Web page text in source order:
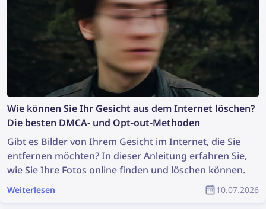
Wie können Sie Ihr Gesicht aus dem Internet löschen?
Die besten DMCA- und Opt-out-Methoden
Gibt es Bilder von Ihrem Gesicht im Internet, die Sie
entfernen möchten? In dieser Anleitung erfahren Sie,
wie Sie Ihre Fotos online finden und löschen können.
Weiterlesen 10.07.2026